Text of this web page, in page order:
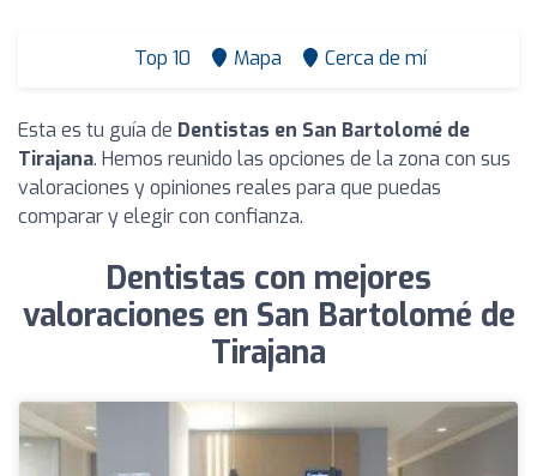
Top 10 Mapa Cerca de mí
Esta es tu guía de Dentistas en San Bartolomé de
Tirajana. Hemos reunido las opciones de la zona con sus
valoraciones y opiniones reales para que puedas
comparar y elegir con confianza.
Dentistas con mejores
valoraciones en San Bartolomé de
Tirajana